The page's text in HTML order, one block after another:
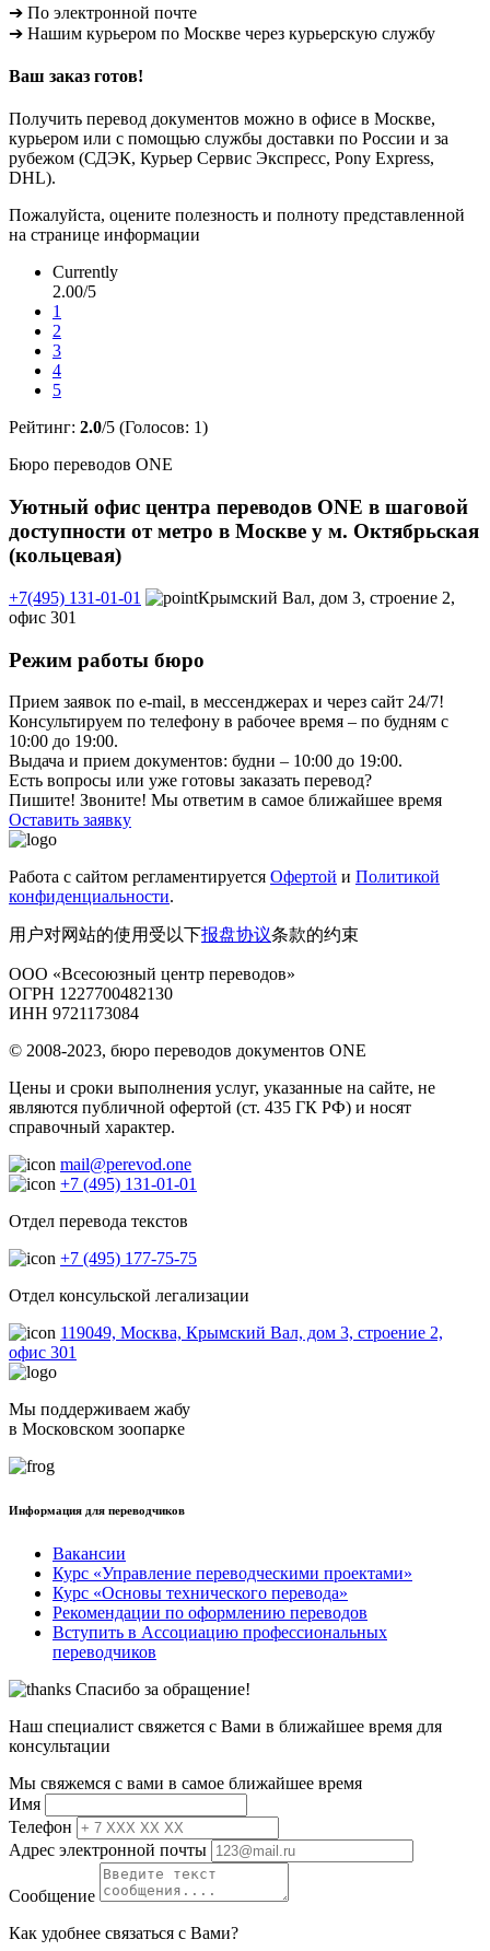
➔ По электронной почте
➔ Нашим курьером по Москве через курьерскую службу
Ваш заказ готов!
Получить перевод документов можно в офисе в Москве,
курьером или с помощью службы доставки по России и за
рубежом (СДЭК, Курьер Сервис Экспресс, Pony Express,
DHL).
Пожалуйста, оцените полезность и полноту представленной
на странице информации
Currently
2.00/5
1
2
3
4
5
Рейтинг: 2.0/5 (Голосов: 1)
Бюро переводов ONE
Уютный офис центра переводов ONE в шаговой
доступности от метро в Москве у м. Октябрьская
(кольцевая)
+7(495) 131-01-01
Крымский Вал, дом 3, строение 2,
офис 301
Режим работы бюро
Прием заявок по e-mail, в мессенджерах и через сайт 24/7!
Консультируем по телефону в рабочее время – по будням с
10:00 до 19:00.
Выдача и прием документов: будни – 10:00 до 19:00.
Есть вопросы или уже готовы заказать перевод?
Пишите! Звоните! Мы ответим в самое ближайшее время
Оставить заявку
Работа с сайтом регламентируется Офертой и Политикой
конфиденциальности.
用户对网站的使用受以下报盘协议条款的约束
ООО «Всесоюзный центр переводов»
ОГРН 1227700482130
ИНН 9721173084
© 2008-2023, бюро переводов документов ONE
Цены и сроки выполнения услуг, указанные на сайте, не
являются публичной офертой (ст. 435 ГК РФ) и носят
справочный характер.
mail@perevod.one
+7 (495) 131-01-01
Отдел перевода текстов
+7 (495) 177-75-75
Отдел консульской легализации
119049, Москва, Крымский Вал, дом 3, строение 2,
офис 301
Мы поддерживаем жабу
в Московском зоопарке
Информация для переводчиков
Вакансии
Курс «Управление переводческими проектами»
Курс «Основы технического перевода»
Рекомендации по оформлению переводов
Вступить в Ассоциацию профессиональных
переводчиков
Спасибо за обращение!
Наш специалист свяжется с Вами в ближайшее время для
консультации
Мы свяжемся с вами в самое ближайшее время
Имя
Телефон
Адрес электронной почты
Сообщение
Как удобнее связаться с Вами?